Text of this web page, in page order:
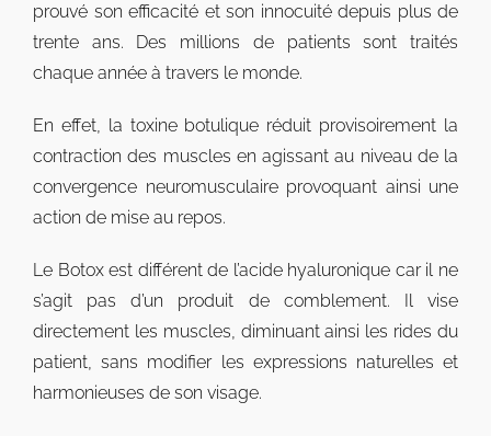
prouvé son efficacité et son innocuité depuis plus de
trente ans. Des millions de patients sont traités
chaque année à travers le monde.
En effet, la toxine botulique réduit provisoirement la
contraction des muscles en agissant au niveau de la
convergence neuromusculaire provoquant ainsi une
action de mise au repos.
Le Botox est différent de l’acide hyaluronique car il ne
s’agit pas d’un produit de comblement. Il vise
directement les muscles, diminuant ainsi les rides du
patient, sans modifier les expressions naturelles et
harmonieuses de son visage.